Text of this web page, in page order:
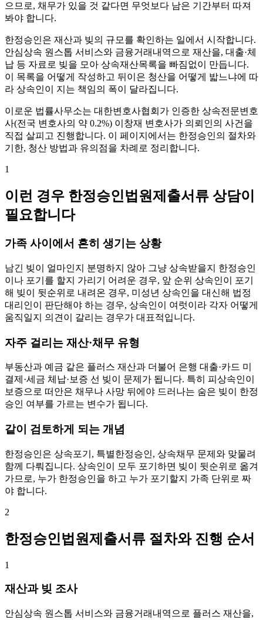
으므로, 채무가 있을 것 같다면 무엇보다 남은 기간부터 따져
봐야 합니다.
한정승인은 재산과 빚의 규모를 확인하는 일에서 시작합니다.
안심상속 원스톱 서비스와 금융거래내역으로 재산을, 대출·체
납 등 자료로 빚을 모아 상속재산목록을 빠짐없이 만듭니다.
이 목록을 어떻게 작성하고 뒤이은 청산을 어떻게 밟느냐에 따
라 상속인이 지는 책임의 폭이 달라집니다.
이로운 법률사무소는 대한변호사협회가 인증한 상속전문변호
사(전국 변호사의 약 0.2%) 이창재 변호사가 의뢰인의 사건을
직접 살피고 진행합니다. 이 페이지에서는 한정승인의 절차와
기한, 청산 방법과 유의점을 차례로 정리합니다.
1
이런 경우 한정승인법원제출서류 상담이
필요합니다
가족 사이에서 흔히 생기는 상황
남긴 빚이 얼마인지 분명하지 않아 그냥 상속받을지 한정승인
이나 포기를 할지 가리기 어려운 경우, 앞 순위 상속인이 포기
해 빚이 뒷순위로 내려온 경우, 미성년 상속인을 대신해 법정
대리인이 판단해야 하는 경우, 상속인이 여럿이라 각자 어떻게
움직일지 의견이 갈리는 경우가 대표적입니다.
자주 걸리는 재산·채무 유형
부동산과 예금 같은 플러스 재산과 더불어 은행 대출·카드 미
결제·세금 체납·보증 선 빚이 문제가 됩니다. 특히 피상속인이
보증으로 떠안은 채무나 사망 뒤에야 드러나는 숨은 빚이 한정
승인 여부를 가르는 변수가 됩니다.
같이 검토하게 되는 개념
한정승인은 상속포기, 특별한정승인, 상속채무 문제와 맞물려
함께 다뤄집니다. 상속인이 모두 포기하면 빚이 뒷순위로 옮겨
가므로, 누가 한정승인을 하고 누가 포기할지 가족 단위로 짜
야 합니다.
2
한정승인법원제출서류 절차와 진행 순서
1
재산과 빚 조사
안심상속 원스톱 서비스와 금융거래내역으로 플러스 재산을,